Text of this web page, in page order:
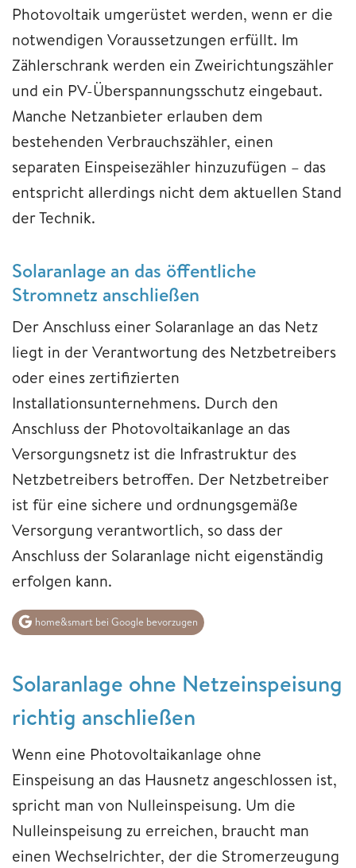
Photovoltaik umgerüstet werden, wenn er die
notwendigen Voraussetzungen erfüllt. Im
Zählerschrank werden ein Zweirichtungszähler
und ein PV-Überspannungsschutz eingebaut.
Manche Netzanbieter erlauben dem
bestehenden Verbrauchszähler, einen
separaten Einspeisezähler hinzuzufügen – das
entspricht allerdings nicht dem aktuellen Stand
der Technik.
Solaranlage an das öffentliche
Stromnetz anschließen
Der Anschluss einer Solaranlage an das Netz
liegt in der Verantwortung des Netzbetreibers
oder eines zertifizierten
Installationsunternehmens. Durch den
Anschluss der Photovoltaikanlage an das
Versorgungsnetz ist die Infrastruktur des
Netzbetreibers betroffen. Der Netzbetreiber
ist für eine sichere und ordnungsgemäße
Versorgung verantwortlich, so dass der
Anschluss der Solaranlage nicht eigenständig
erfolgen kann.
home&smart bei Google bevorzugen
Solaranlage ohne Netzeinspeisung
richtig anschließen
Wenn eine Photovoltaikanlage ohne
Einspeisung an das Hausnetz angeschlossen ist,
spricht man von Nulleinspeisung. Um die
Nulleinspeisung zu erreichen, braucht man
einen Wechselrichter, der die Stromerzeugung